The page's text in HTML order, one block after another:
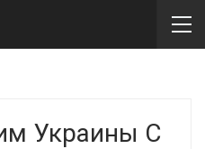
Украины С